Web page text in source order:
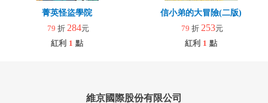
菁英怪盜學院
79 折 284元
紅利 1 點
信小弟的大冒險(二版)
79 折 253元
紅利 1 點
維京國際股份有限公司